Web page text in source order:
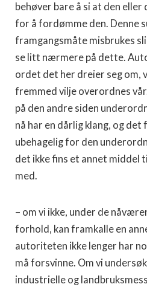
behøver bare å si at den eller
for å fordømme den. Denne
framgangsmåte misbrukes
se litt nærmere på dette.
ordet det her dreier seg om,
fremmed vilje overordnes
på den andre siden
nå har en dårlig klang, og
ubehagelig for den
det ikke fins et annet middel
med.
– om vi ikke, under de
forhold, kan framkalle en
autoriteten ikke lenger har
må forsvinne. Om vi
industrielle og